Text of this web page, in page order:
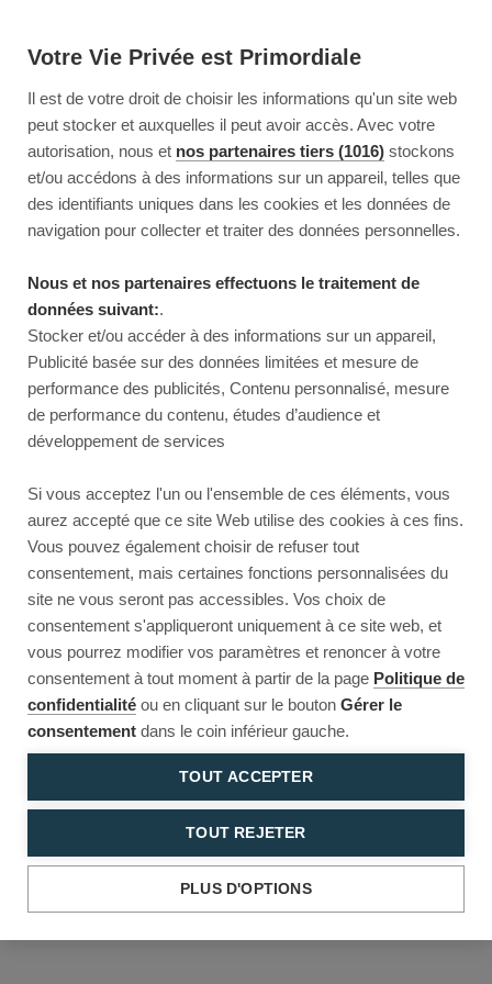
Votre Vie Privée est Primordiale
Il est de votre droit de choisir les informations qu'un site web
peut stocker et auxquelles il peut avoir accès. Avec votre
autorisation, nous et nos partenaires tiers (1016) stockons
et/ou accédons à des informations sur un appareil, telles que
des identifiants uniques dans les cookies et les données de
navigation pour collecter et traiter des données personnelles.
Nous et nos partenaires effectuons le traitement de
données suivant:.
Stocker et/ou accéder à des informations sur un appareil,
Publicité basée sur des données limitées et mesure de
performance des publicités, Contenu personnalisé, mesure
de performance du contenu, études d’audience et
développement de services
Si vous acceptez l'un ou l'ensemble de ces éléments, vous
aurez accepté que ce site Web utilise des cookies à ces fins.
Vous pouvez également choisir de refuser tout
consentement, mais certaines fonctions personnalisées du
site ne vous seront pas accessibles. Vos choix de
consentement s'appliqueront uniquement à ce site web, et
vous pourrez modifier vos paramètres et renoncer à votre
consentement à tout moment à partir de la page Politique de
confidentialité ou en cliquant sur le bouton Gérer le
consentement dans le coin inférieur gauche.
TOUT ACCEPTER
TOUT REJETER
PLUS D'OPTIONS
Reload to try again, or go back.
Reload Back